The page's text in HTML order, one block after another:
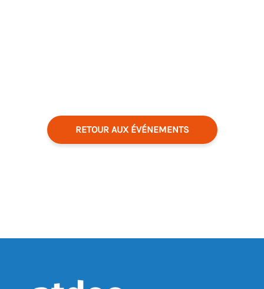
RETOUR AUX ÉVÉNEMENTS